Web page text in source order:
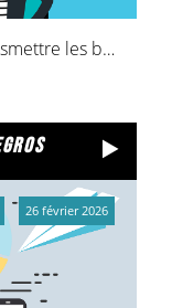
Comprendre une information, transmettre les bonnes pratiques
26 février 2026